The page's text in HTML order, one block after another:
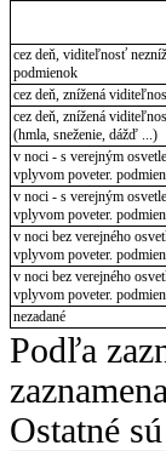
cez deň, viditeľnosť
podmienok
cez deň, znížená
cez deň, znížená
(hmla, sneženie, dážď ...)
v noci - s verejným
vplyvom poveter.
v noci - s verejným
vplyvom poveter.
v noci bez verejného
vplyvom poveter.
v noci bez verejného
vplyvom poveter.
nezadané
Podľa
Ostatné